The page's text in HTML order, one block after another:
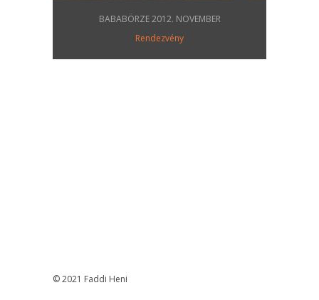
BABABÖRZE 2012. NOVEMBER
Rendezvény
© 2021 Faddi Heni